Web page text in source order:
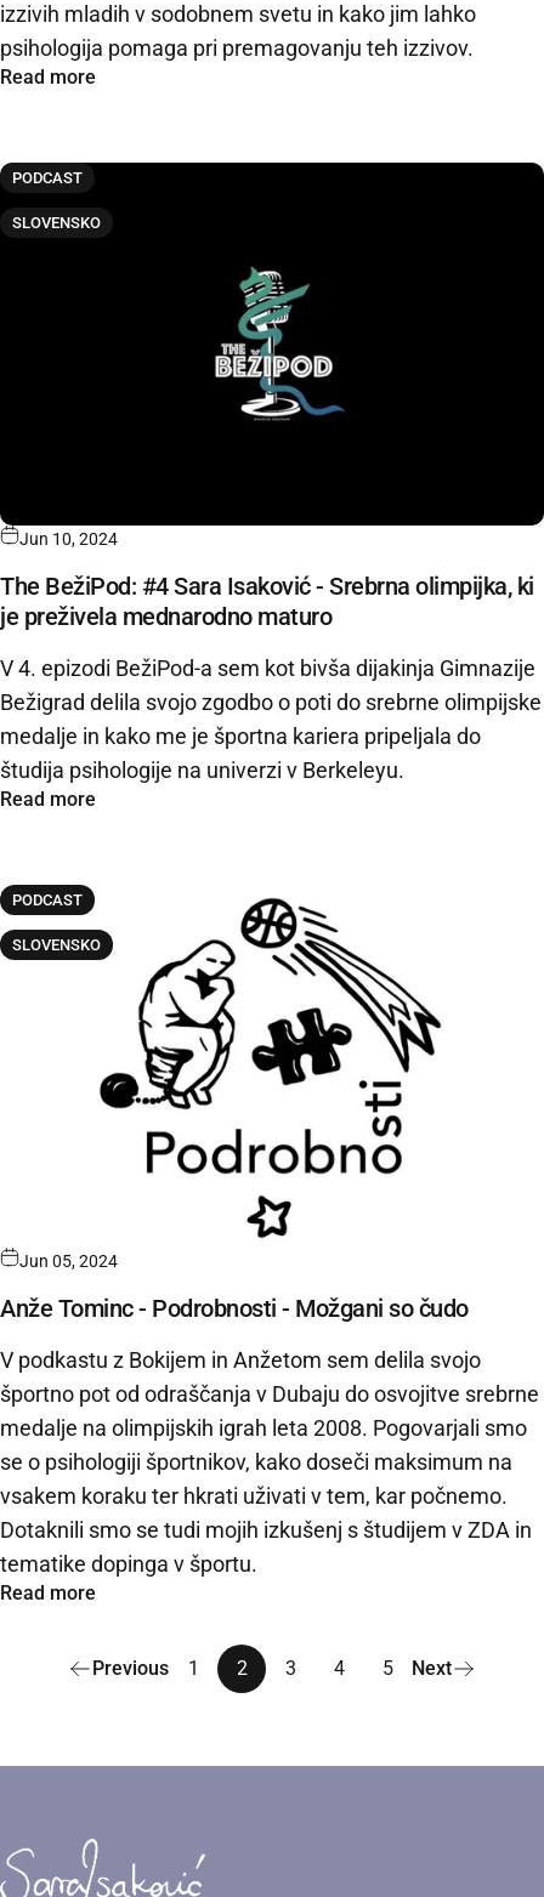
izzivih mladih v sodobnem svetu in kako jim lahko
psihologija pomaga pri premagovanju teh izzivov.
Read more
PODCAST
SLOVENSKO
Jun 10, 2024
The BežiPod: #4 Sara Isaković - Srebrna olimpijka, ki
je preživela mednarodno maturo
V 4. epizodi BežiPod-a sem kot bivša dijakinja Gimnazije
Bežigrad delila svojo zgodbo o poti do srebrne olimpijske
medalje in kako me je športna kariera pripeljala do
študija psihologije na univerzi v Berkeleyu.
Read more
PODCAST
SLOVENSKO
Jun 05, 2024
Anže Tominc - Podrobnosti - Možgani so čudo
V podkastu z Bokijem in Anžetom sem delila svojo
športno pot od odraščanja v Dubaju do osvojitve srebrne
medalje na olimpijskih igrah leta 2008. Pogovarjali smo
se o psihologiji športnikov, kako doseči maksimum na
vsakem koraku ter hkrati uživati v tem, kar počnemo.
Dotaknili smo se tudi mojih izkušenj s študijem v ZDA in
tematike dopinga v športu.
Read more
Previous 1 2 3 4 5 Next
Sara Isaković